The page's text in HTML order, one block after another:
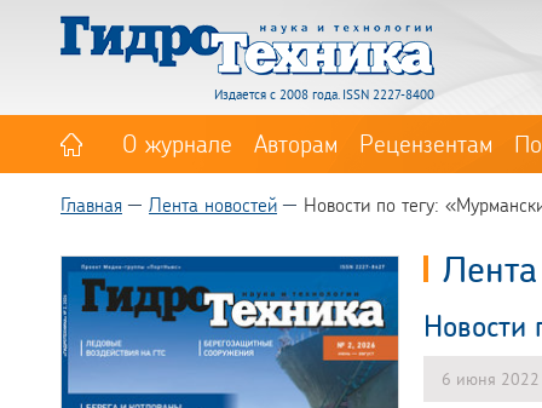
Издается с 2008 года. ISSN 2227-8400
О журнале Авторам Рецензентам
Главная Лента новостей Новости по тегу:
Новости
6 июня 2022